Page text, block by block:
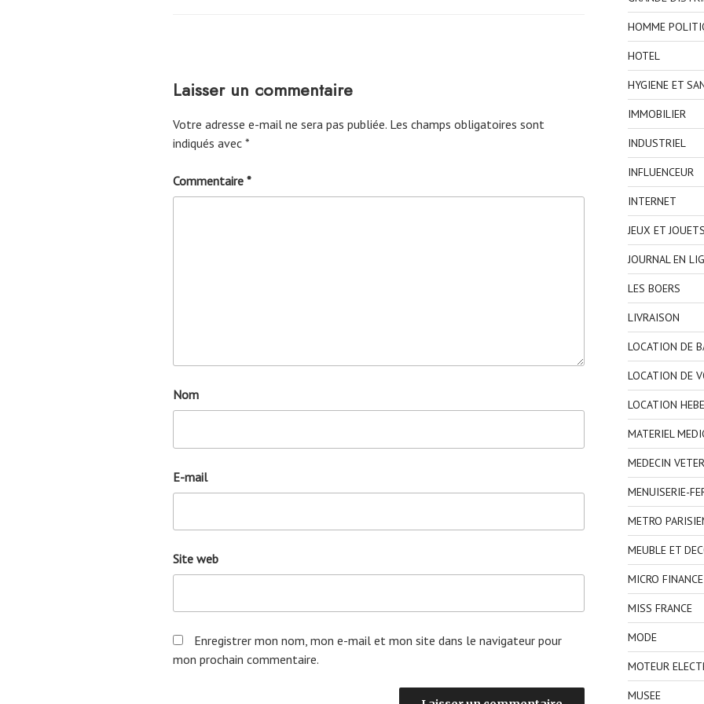
Laisser un commentaire
Votre adresse e-mail ne sera pas publiée. Les champs obligatoires sont
indiqués avec *
Commentaire *
Nom
E-mail
Site web
Enregistrer mon nom, mon e-mail et mon site dans le navigateur pour
mon prochain commentaire.
HOMME
HOTEL
HYGIENE ET
IMMOBILIER
INDUSTRIEL
INFLUENCEUR
INTERNET
JEUX ET JOUETS
JOURNAL EN
LES BOERS
LIVRAISON
LOCATION DE
LOCATION DE
LOCATION
MATERIEL
MEDECIN
MENUISERIE-
METRO
MEUBLE ET
MICRO FINANCE
MISS FRANCE
MODE
MOTEUR
MUSEE